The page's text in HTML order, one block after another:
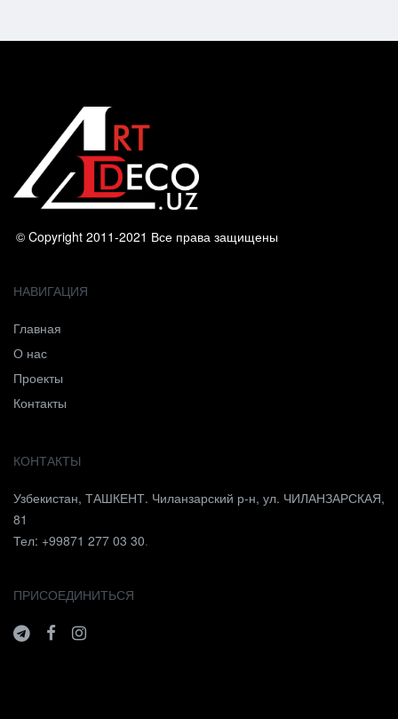
© Copyright 2011-2021 Все права защищены
НАВИГАЦИЯ
Главная
О нас
Проекты
Контакты
КОНТАКТЫ
Узбекистан, ТАШКЕНТ. Чиланзарский р-н, ул. ЧИЛАНЗАРСКАЯ,
81
Тел: +99871 277 03 30.
ПРИСОЕДИНИТЬСЯ